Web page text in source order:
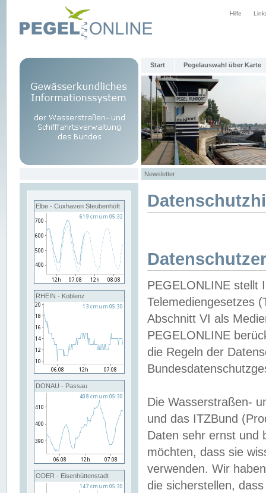
Hilfe
Start Pegelauswahl über Karte
Newsletter
Elbe - Cuxhaven Steubenhöft
RHEIN - Koblenz
DONAU - Passau
ODER - Eisenhüttenstadt
PEGELONLINE stellt
Telemediengesetzes
Abschnitt VI als
PEGELONLINE
die Regeln der
Die Wasserstraßen-
und das ITZBund
Daten sehr ernst und
möchten, dass sie
verwenden. Wir
die sicherstellen,